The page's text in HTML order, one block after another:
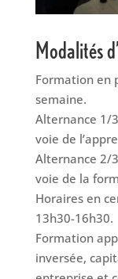
Modalités
Formation en
semaine.
Alternance 1/
voie de
Alternance 2/
voie de la
Horaires en
13h30-16h30.
Formation
inversée,